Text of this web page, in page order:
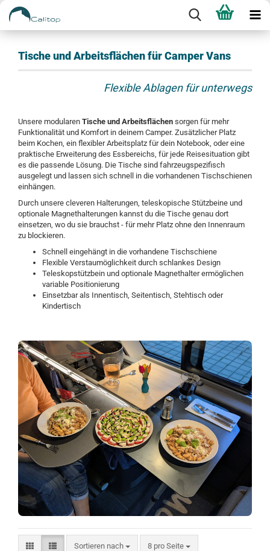
Tische und Arbeitsflächen für Camper Vans
Flexible Ablagen für unterwegs
Unsere modularen Tische und Arbeitsflächen sorgen für mehr
Funktionalität und Komfort in deinem Camper. Zusätzlicher Platz
beim Kochen, ein flexibler Arbeitsplatz für dein Notebook, oder eine
praktische Erweiterung des Essbereichs, für jede Reisesituation gibt
es die passende Lösung. Die Tische sind fahrzeugspezifisch
ausgelegt und lassen sich schnell in die vorhandenen Tischschienen
einhängen.
Durch unsere cleveren Halterungen, teleskopische Stützbeine und
optionale Magnethalterungen kannst du die Tische genau dort
einsetzen, wo du sie brauchst - für mehr Platz ohne den Innenraum
zu blockieren.
Schnell eingehängt in die vorhandene Tischschiene
Flexible Verstaumöglichkeit durch schlankes Design
Teleskopstützbein und optionale Magnethalter ermöglichen
variable Positionierung
Einsetzbar als Innentisch, Seitentisch, Stehtisch oder
Kindertisch
Sortieren nach
Sortieren nach 8 pro Seite
pro Seite